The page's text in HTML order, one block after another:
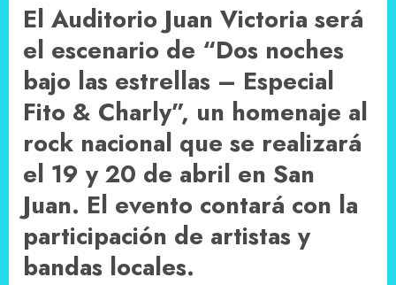
El Auditorio Juan Victoria será
el escenario de “Dos noches
bajo las estrellas – Especial
Fito & Charly”, un homenaje al
rock nacional que se realizará
el 19 y 20 de abril en San
Juan. El evento contará con la
participación de artistas y
bandas locales.